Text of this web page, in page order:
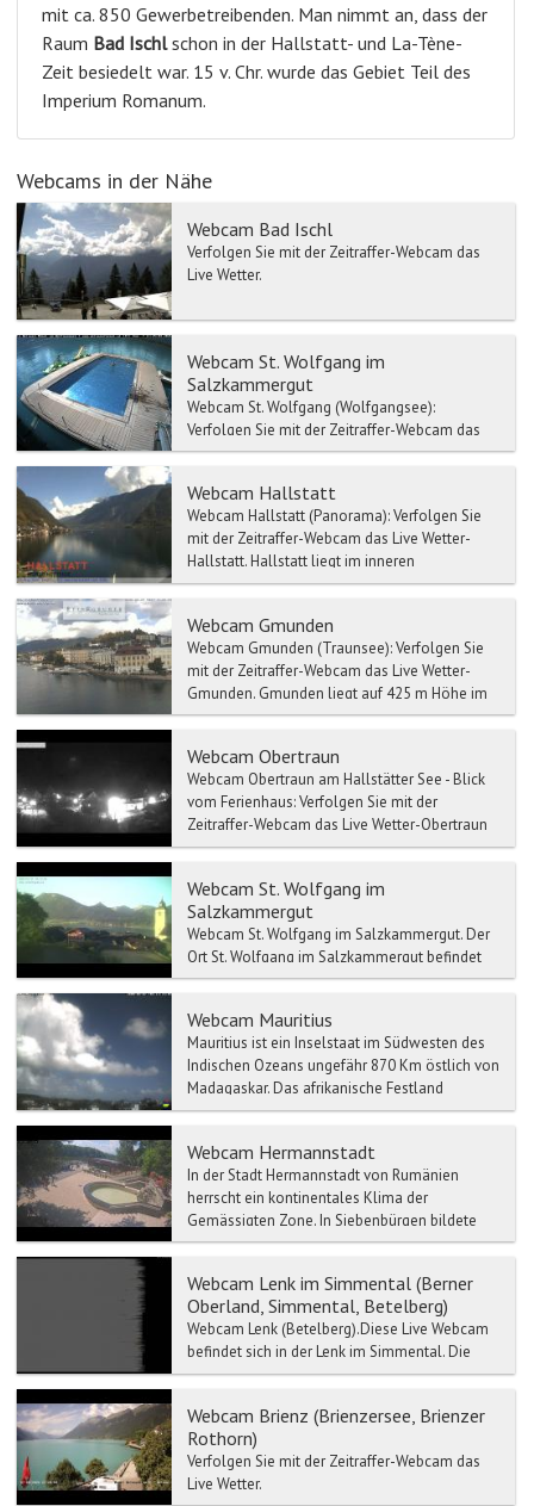
mit ca. 850 Gewerbetreibenden. Man nimmt an, dass der
Raum Bad Ischlschon in der Hallstatt- und La-Tène-
Zeit besiedelt war. 15 v. Chr. wurde das Gebiet Teil des
Imperium Romanum.
Webcams in der Nähe
Webcam Bad Ischl
Verfolgen Sie mit der Zeitraffer-Webcam das
Live Wetter.
Webcam St. Wolfgang im
Salzkammergut
Webcam St. Wolfgang (Wolfgangsee):
Verfolgen Sie mit der Zeitraffer-Webcam das
Live Wetter-St. Wolfgang. St. Wolfgang im
Webcam Hallstatt
Webcam Hallstatt (Panorama): Verfolgen Sie
mit der Zeitraffer-Webcam das Live Wetter-
Hallstatt. Hallstatt liegt im inneren
Salzkammer...
Webcam Gmunden
Webcam Gmunden (Traunsee): Verfolgen Sie
mit der Zeitraffer-Webcam das Live Wetter-
Gmunden. Gmunden liegt auf 425 m Höhe im
Traunvier...
Webcam Obertraun
Webcam Obertraun am Hallstätter See - Blick
vom Ferienhaus: Verfolgen Sie mit der
Zeitraffer-Webcam das Live Wetter-Obertraun
am Hall...
Webcam St. Wolfgang im
Salzkammergut
Webcam St. Wolfgang im Salzkammergut. Der
Ort St. Wolfgang im Salzkammergut befindet
sich in Österreich. Wollen Sie wissen wie heute
Webcam Mauritius
Mauritius ist ein Inselstaat im Südwesten des
Indischen Ozeans ungefähr 870 Km östlich von
Madagaskar. Das afrikanische Festland
befindet sich etwa...
Webcam Hermannstadt
In der Stadt Hermannstadt von Rumänien
herrscht ein kontinentales Klima der
Gemässigten Zone. In Siebenbürgen bildete
Der Ort Hermannstadt das Ober...
Webcam Lenk im Simmental (Berner
Oberland, Simmental, Betelberg)
Webcam Lenk (Betelberg).Diese Live Webcam
befindet sich in der Lenk im Simmental. Die
Lenk ist die höchst gelegene Gemeinde im
Webcam Brienz (Brienzersee, Brienzer
Rothorn)
Verfolgen Sie mit der Zeitraffer-Webcam das
Live Wetter.